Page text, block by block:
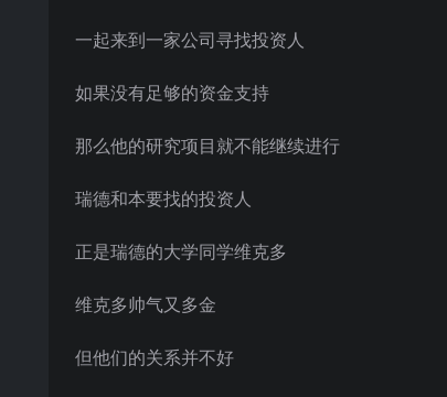
一起来到一家公司寻找投资人
如果没有足够的资金支持
那么他的研究项目就不能继续进行
瑞德和本要找的投资人
正是瑞德的大学同学维克多
维克多帅气又多金
但他们的关系并不好